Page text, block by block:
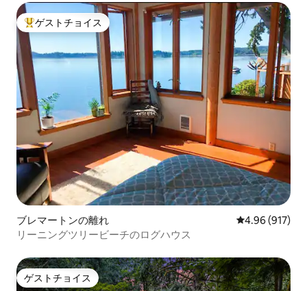
大好評のゲストチョイスです。
ゲストチョイス
ブレマートンの離れ レビュー917
4.96 (917)
リーニングツリービーチのログハウス
ゲストチョイス
ゲストチョイス